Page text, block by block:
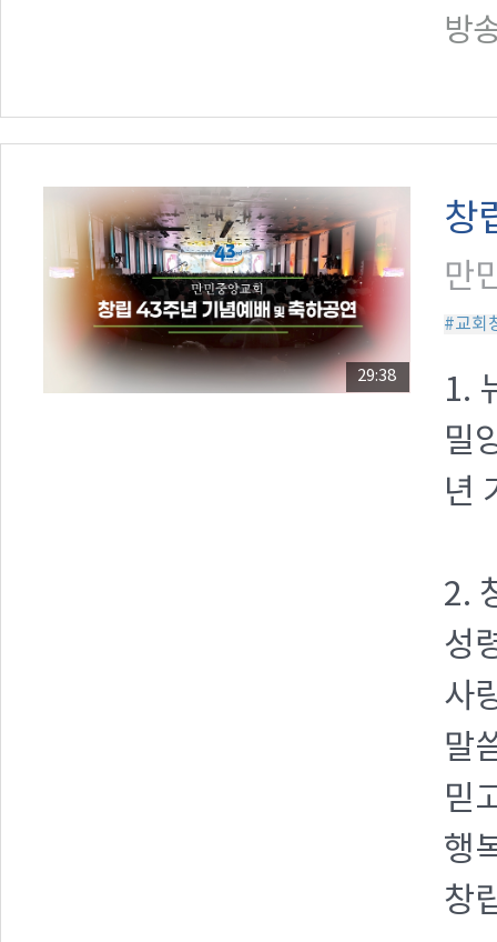
방
29:38
창
만
#교회
1.
밀
년
2.
성
사
말
믿
행
창